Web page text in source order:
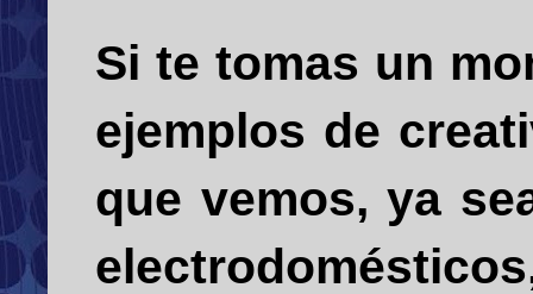
Si te tomas un
ejemplos de
que vemos, ya